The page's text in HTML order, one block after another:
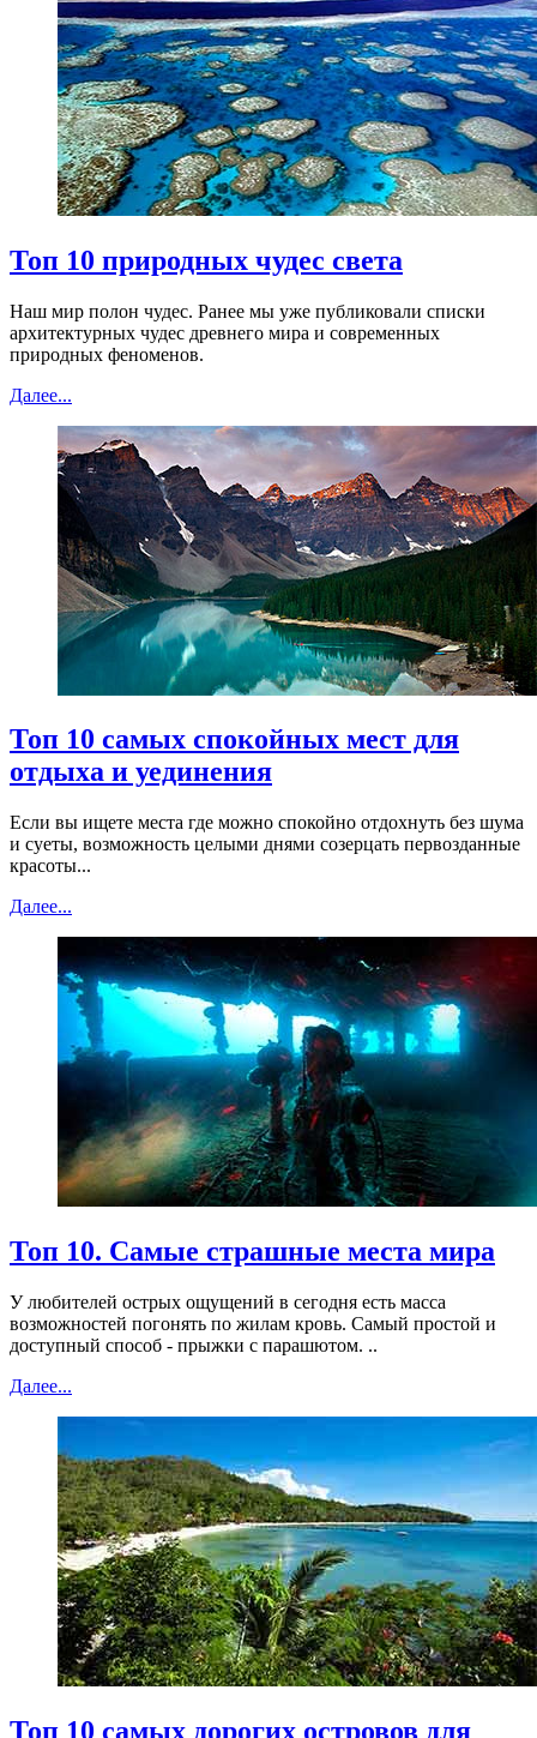
Топ 10 природных чудес света
Наш мир полон чудес. Ранее мы уже публиковали списки
архитектурных чудес древнего мира и современных
природных феноменов.
Далее...
Топ 10 самых спокойных мест для
отдыха и уединения
Если вы ищете места где можно спокойно отдохнуть без шума
и суеты, возможность целыми днями созерцать первозданные
красоты...
Далее...
Топ 10. Самые страшные места мира
У любителей острых ощущений в сегодня есть масса
возможностей погонять по жилам кровь. Самый простой и
доступный способ - прыжки с парашютом. ..
Далее...
Топ 10 самых дорогих островов для